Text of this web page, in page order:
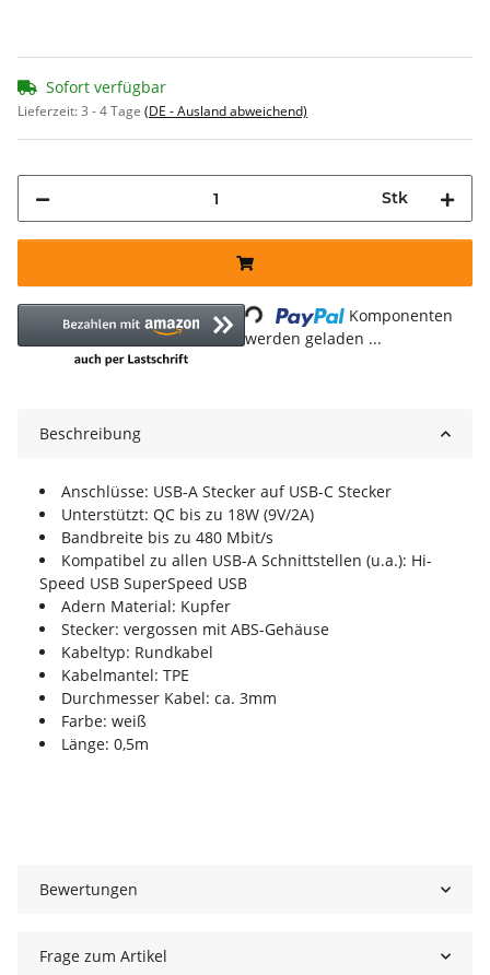
Sofort verfügbar
Lieferzeit:3 - 4 Tage (DE - Ausland abweichend)
Stk
Loading...
Komponenten
werden geladen ...
Beschreibung
Anschlüsse: USB-A Stecker auf USB-C Stecker
Unterstützt: QC bis zu 18W (9V/2A)
Bandbreite bis zu 480 Mbit/s
Kompatibel zu allen USB-A Schnittstellen (u.a.): Hi-
Speed USB SuperSpeed USB
Adern Material: Kupfer
Stecker: vergossen mit ABS-Gehäuse
Kabeltyp: Rundkabel
Kabelmantel: TPE
Durchmesser Kabel: ca. 3mm
Farbe: weiß
Länge: 0,5m
Bewertungen
Frage zum Artikel